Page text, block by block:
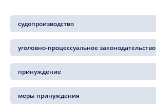
судопроизводство
уголовно-процессуальное законодательство
принуждение
меры принуждения